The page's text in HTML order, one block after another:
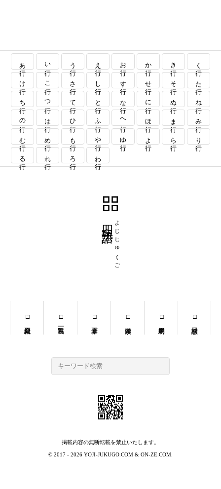
あ行 い行 う行 え行 お行 か行 き行 く行
け行 こ行 さ行 し行 す行 せ行 そ行 た行
ち行 つ行 て行 と行 な行 に行 ぬ行 ね行
の行 は行 ひ行 ふ行 へ行 ほ行 ま行 み行
む行 め行 も行 や行 ゆ行 よ行 ら行 り行
る行 れ行 ろ行 わ行
よじじゅくご
掲載内容の無断転載を禁止いたします。
© 2017 - 2026 YOJI-JUKUGO.COM & ON-ZE.COM